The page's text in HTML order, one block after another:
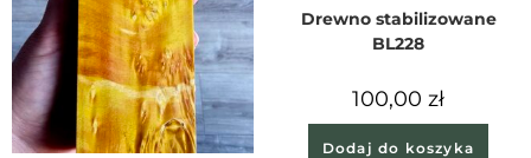
Drewno stabilizowane
BL228
100,00 zł
Dodaj do koszyka